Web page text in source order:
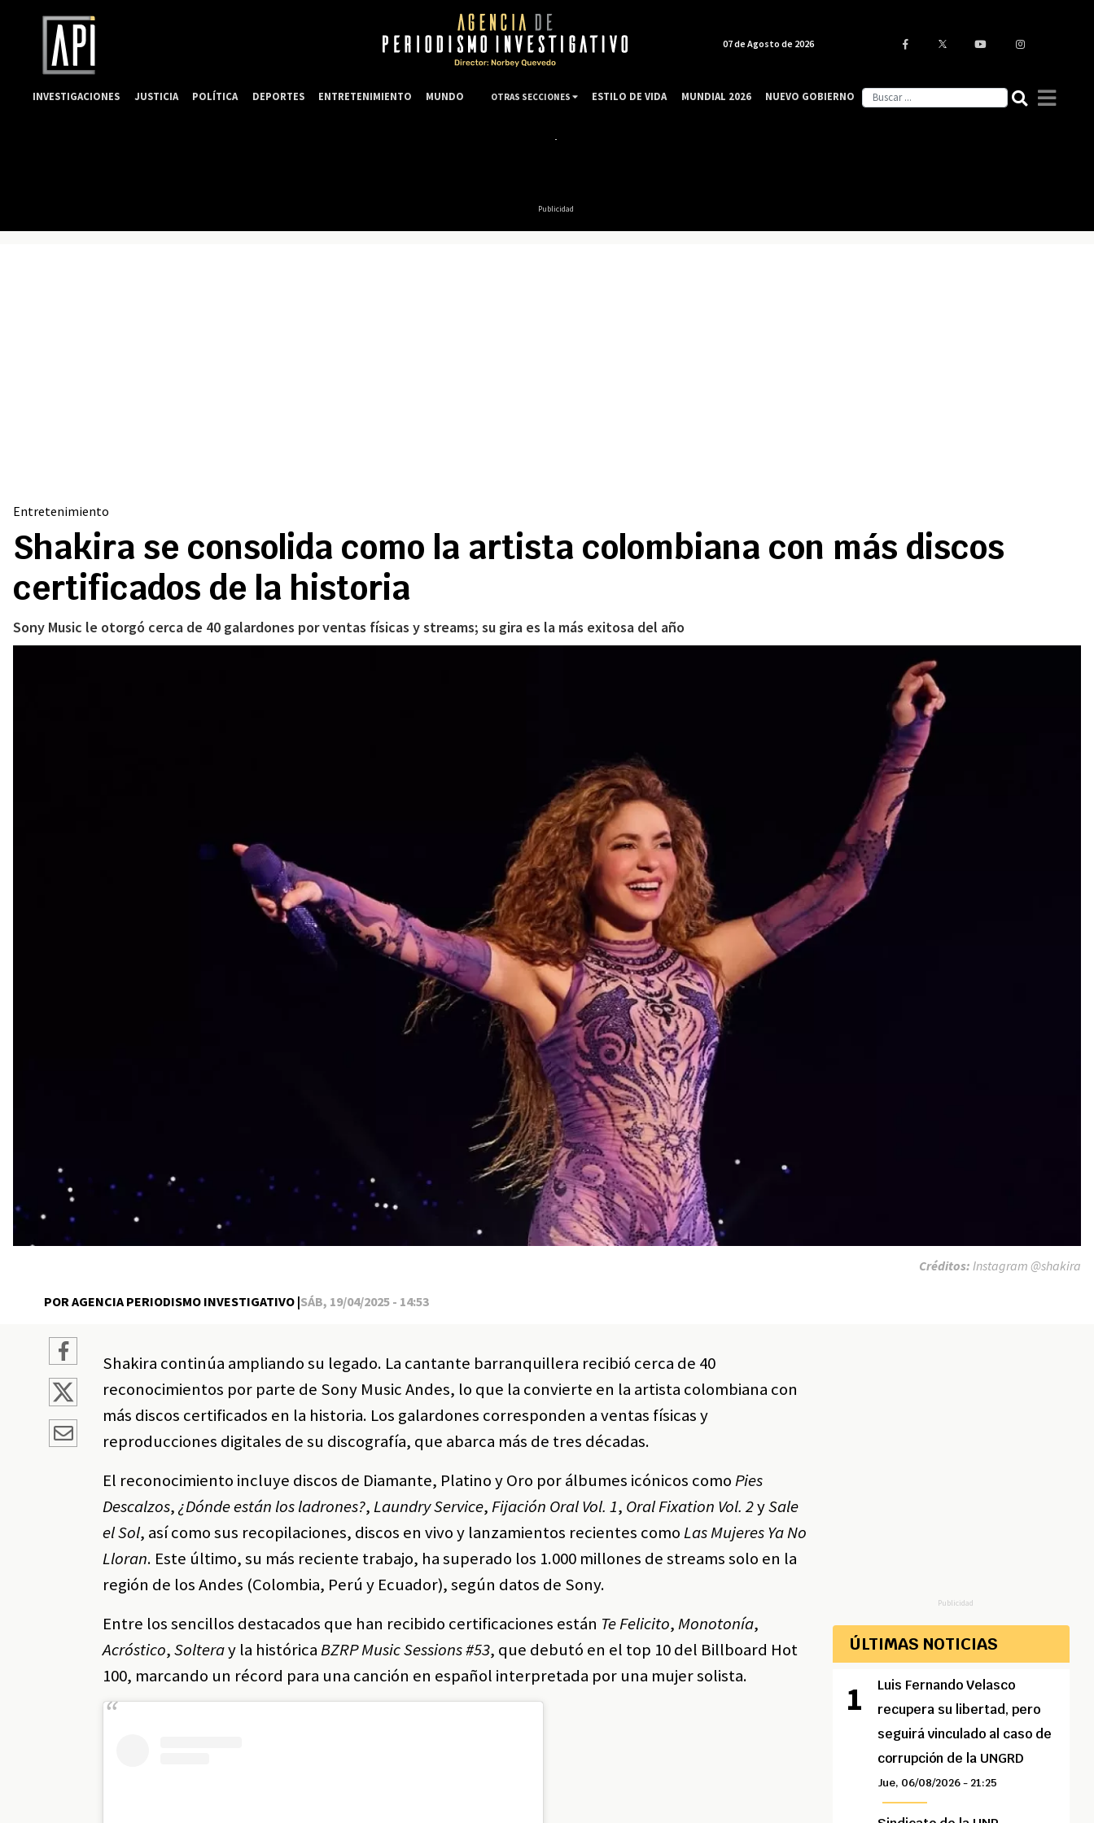
Publicidad
Entretenimiento
Shakira se consolida como la artista colombiana con más discos
certificados de la historia
Sony Music le otorgó cerca de 40 galardones por ventas físicas y streams; su gira es la más exitosa del año
POR AGENCIA PERIODISMO INVESTIGATIVO |SÁB, 19/04/2025 - 14:53
Créditos: Instagram @shakira
Shakira continúa ampliando su legado. La cantante barranquillera recibió cerca de 40
reconocimientos por parte de Sony Music Andes, lo que la convierte en la artista colombiana con
más discos certificados en la historia. Los galardones corresponden a ventas físicas y
reproducciones digitales de su discografía, que abarca más de tres décadas.
El reconocimiento incluye discos de Diamante, Platino y Oro por álbumes icónicos comoPies
Descalzos,¿Dónde están los ladrones?,Laundry Service,Fijación Oral Vol. 1, Oral Fixation Vol. 2ySale
el Sol, así como sus recopilaciones, discos en vivo y lanzamientos recientes comoLas Mujeres Ya No
Lloran. Este último, su más reciente trabajo, ha superado los 1.000 millones de streams solo en la
región de los Andes (Colombia, Perú y Ecuador), según datos de Sony.
Entre los sencillos destacados que han recibido certificaciones están Te Felicito,Monotonía,
Acróstico,Solteray la históricaBZRP Music Sessions #53, que debutó en el top 10 del Billboard Hot
100, marcando un récord para una canción en español interpretada por una mujer solista.
Publicidad
ÚLTIMAS NOTICIAS
Luis Fernando Velasco
recupera su libertad, pero
seguirá vinculado al caso de
corrupción de la UNGRD
Jue, 06/08/2026 - 21:25
07 de Agosto de 2026
INVESTIGACIONES JUSTICIA POLÍTICA DEPORTES ENTRETENIMIENTO MUNDO OTRAS SECCIONES ESTILO DE VIDA MUNDIAL 2026 NUEVO GOBIERNO